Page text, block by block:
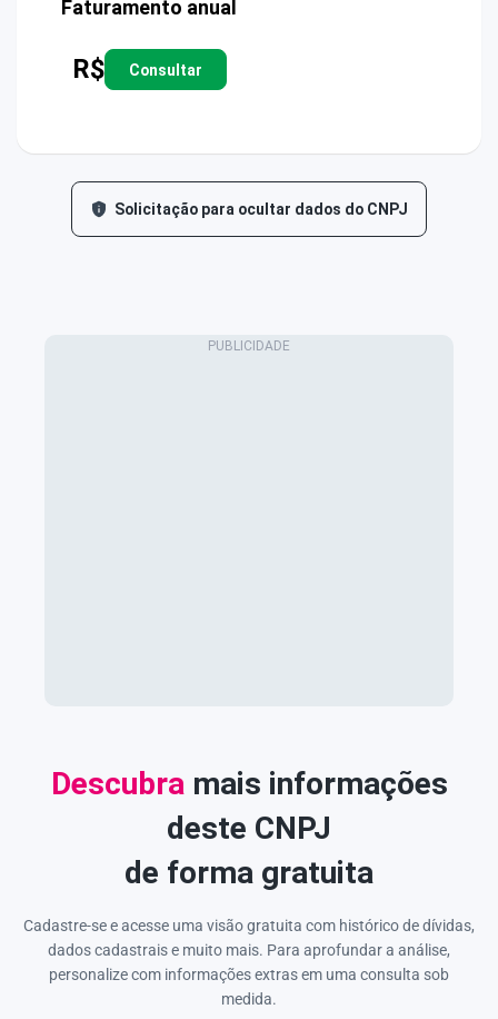
Faturamento anual
R$ Consultar
Solicitação para ocultar dados do CNPJ
Descubramais informações
deste CNPJ
de forma gratuita
Cadastre-se e acesse uma visão gratuita com histórico de dívidas,
dados cadastrais e muito mais. Para aprofundar a análise,
personalize com informações extras em uma consulta sob
medida.